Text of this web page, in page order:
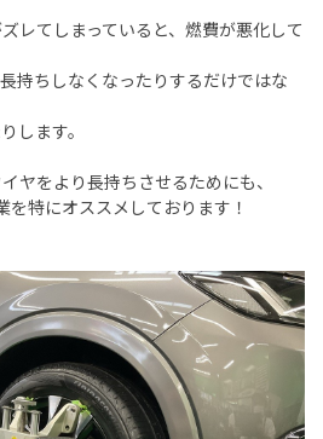
レてしまっていると、燃費が悪化して
持ちしなくなったりするだけではな
します。
ヤをより長持ちさせるためにも、
特にオススメしております！